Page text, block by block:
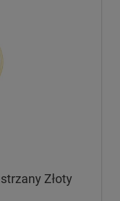
Złoty